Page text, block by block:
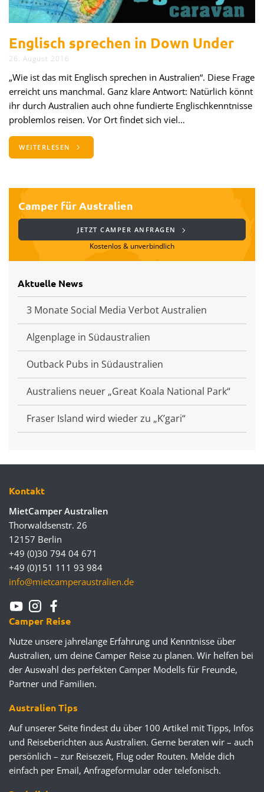
Englisch sprechen in Down Under
26. August 2016
„Wie ist das mit Englisch sprechen in Australien“. Diese Frage
erreicht uns manchmal. Ganz klare Antwort: Natürlich könnt
ihr durch Australien auch ohne fundierte Englischkenntnisse
problemlos reisen. Vor Ort findet sich viel…
WEITERLESEN
Camper für Australien
JETZT CAMPER ANFRAGEN
Kostenlos & unverbindlich
Aktuelle News
3 Monate Social Media Verbot Australien
Algenplage in Südaustralien
Outback Pubs in Südaustralien
Australiens neuer „Great Koala National Park“
Fraser Island wird wieder zu „K’gari“
Kontakt
MietCamper Australien
Thorwaldsenstr. 26
12157 Berlin
+49 (0)30 794 04 671
+49 (0)151 111 93 984
info@mietcamperaustralien.de
Camper Reise
Nutze unsere jahrelange Erfahrung und Kenntnisse über
Australien, um deine Camper Reise zu planen. Wir helfen bei
der Auswahl des perfekten Camper Modells für Freunde,
Partner und Familien.
Australien Tips
Auf unserer Seite findest du über 100 Artikel mit Tipps, Infos
und Reiseberichten aus Australien. Gerne beraten wir – auch
persönlich – zur Reisezeit, Flug oder Routen. Melde dich
einfach per Email, Anfrageformular oder telefonisch.